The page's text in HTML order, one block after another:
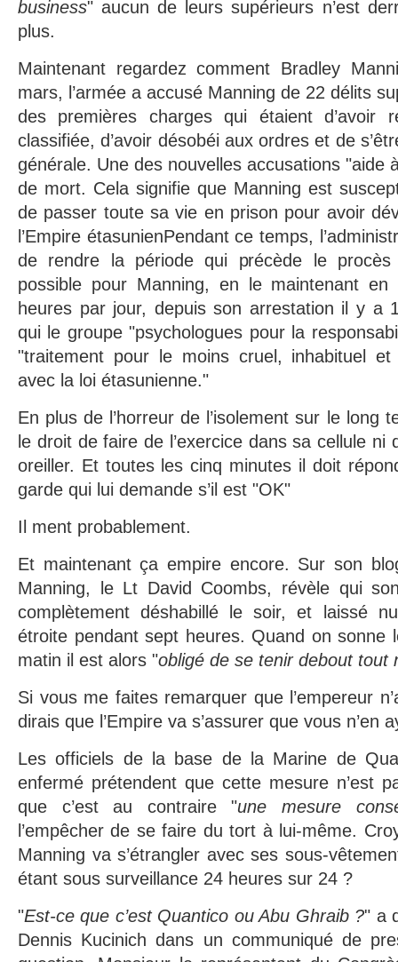
business" aucun de leurs supérieurs n’est
plus.
Maintenant regardez comment Bradley
mars, l’armée a accusé Manning de 22 délits
des premières charges qui étaient d’avoir
classifiée, d’avoir désobéi aux ordres et de
générale. Une des nouvelles accusations "aide
de mort. Cela signifie que Manning est
de passer toute sa vie en prison pour avoir
l’Empire étasunienPendant ce temps,
de rendre la période qui précède le procès
possible pour Manning, en le maintenant en
heures par jour, depuis son arrestation il y a
qui le groupe "psychologues pour la
"traitement pour le moins cruel, inhabituel et
avec la loi étasunienne."
En plus de l’horreur de l’isolement sur le long
le droit de faire de l’exercice dans sa cellule ni
oreiller. Et toutes les cinq minutes il doit
garde qui lui demande s’il est "OK"
Il ment probablement.
Et maintenant ça empire encore. Sur son
Manning, le Lt David Coombs, révèle qui
complètement déshabillé le soir, et laissé
étroite pendant sept heures. Quand on sonne
matin il est alors "obligé de se tenir debout tout
Si vous me faites remarquer que l’empereur
dirais que l’Empire va s’assurer que vous n’en
Les officiels de la base de la Marine de
enfermé prétendent que cette mesure n’est
que c’est au contraire "une mesure
l’empêcher de se faire du tort à lui-même.
Manning va s’étrangler avec ses sous-
étant sous surveillance 24 heures sur 24 ?
"Est-ce que c’est Quantico ou Abu Ghraib ?" a
Dennis Kucinich dans un communiqué de